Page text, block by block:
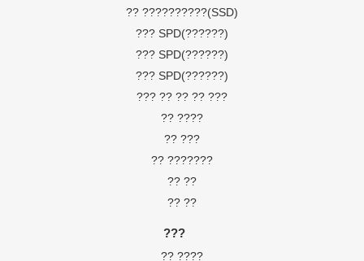
?? ??????????(SSD)
??? SPD(??????)
??? SPD(??????)
??? SPD(??????)
??? ?? ?? ?? ???
?? ????
?? ???
?? ???????
?? ??
?? ??
???
?? ????